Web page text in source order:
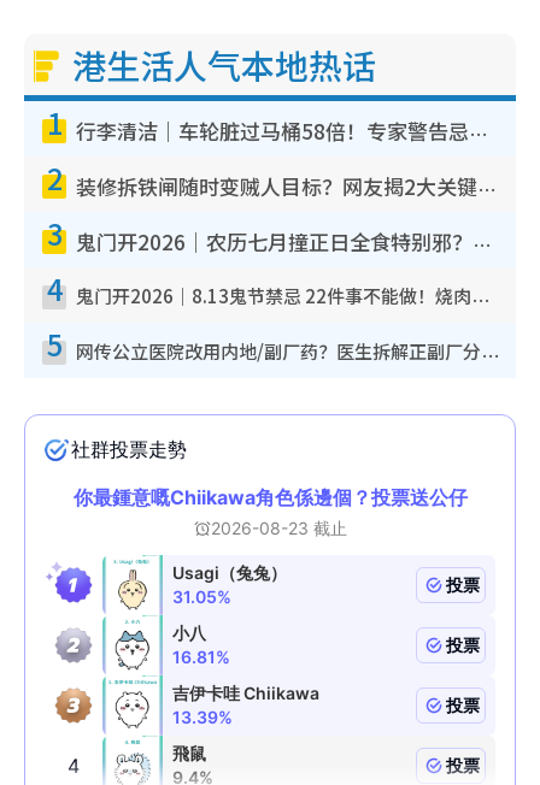
港生活人气本地热话
1 行李清洁｜车轮脏过马桶58倍！专家警告忌用酒精擦 教1招免脏手除菌
2 装修拆铁闸随时变贼人目标？网友揭2大关键用途：装新款等于白装？附新旧铁闸分别
3 鬼门开2026｜农历七月撞正日全食特别邪？专家警告切忌做一事！揭4大禁忌+2招保平安
4 鬼门开2026｜8.13鬼节禁忌 22件事不能做！烧肉、刺身要少食？半夜勿吹口哨/打给个电话
5 网传公立医院改用内地/副厂药？医生拆解正副厂分别，揭4类人换药随时出事